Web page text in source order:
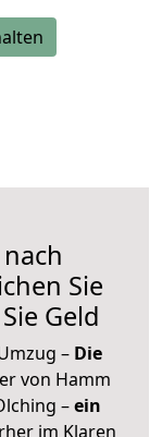
Sie
Geld
– Die
von Hamm
–ein
im Klaren